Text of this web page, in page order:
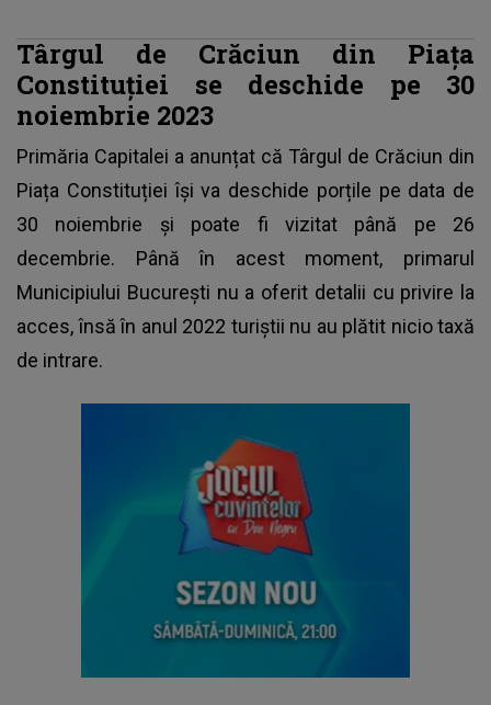
Târgul de Crăciun din Piața
Constituției se deschide pe 30
noiembrie 2023
Primăria Capitalei a anunțat că Târgul de Crăciun din
Piața Constituției își va deschide porțile pe data de
30 noiembrie și poate fi vizitat până pe 26
decembrie. Până în acest moment, primarul
Municipiului București nu a oferit detalii cu privire la
acces, însă în anul 2022 turiștii nu au plătit nicio taxă
de intrare.